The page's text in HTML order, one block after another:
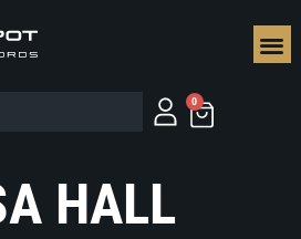
0
HALL